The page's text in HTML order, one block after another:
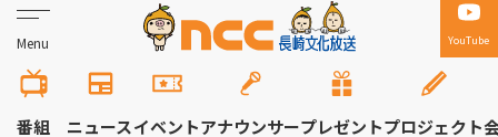
Menu YouTube
番組 ニュースイベントアナウンサープレゼントプロジェクト